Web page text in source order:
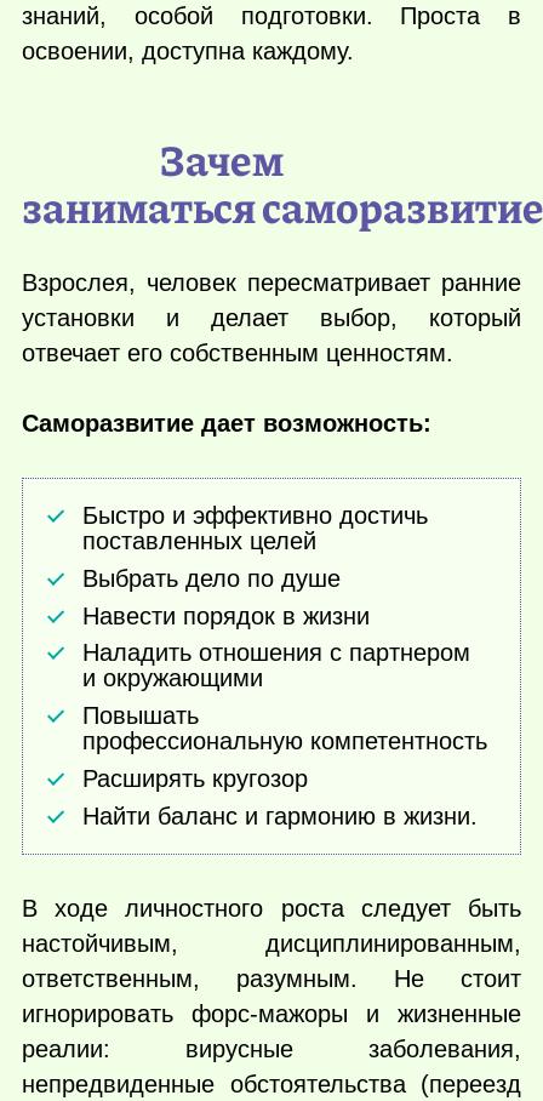
знаний, особой подготовки. Проста в
освоении, доступна каждому.
Зачем
заниматься
Взрослея, человек пересматривает ранние
установки и делает выбор, который
отвечает его собственным ценностям.
Саморазвитие дает возможность:
Быстро и эффективно достичь
поставленных целей
Выбрать дело по душе
Навести порядок в жизни
Наладить отношения с партнером
и окружающими
Повышать
профессиональную компетентность
Расширять кругозор
Найти баланс и гармонию в жизни.
В ходе личностного роста следует быть
настойчивым, дисциплинированным,
ответственным, разумным. Не стоит
игнорировать форс-мажоры и жизненные
реалии: вирусные заболевания,
непредвиденные обстоятельства (переезд